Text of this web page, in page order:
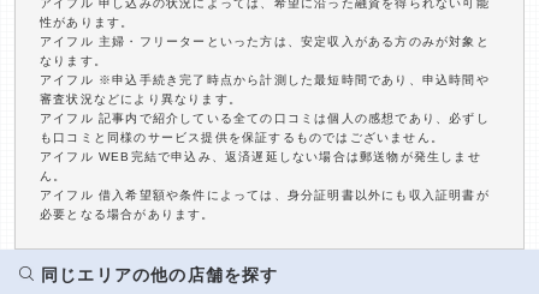
アイフル 申し込みの状況によっては、希望に沿った融資を得られない可能
性があります。
アイフル 主婦・フリーターといった方は、安定収入がある方のみが対象と
なります。
アイフル ※申込手続き完了時点から計測した最短時間であり、申込時間や
審査状況などにより異なります。
アイフル 記事内で紹介している全ての口コミは個人の感想であり、必ずし
も口コミと同様のサービス提供を保証するものではございません。
アイフル WEB完結で申込み、返済遅延しない場合は郵送物が発生しませ
ん。
アイフル 借入希望額や条件によっては、身分証明書以外にも収入証明書が
必要となる場合があります。
同じエリアの他の店舗を探す